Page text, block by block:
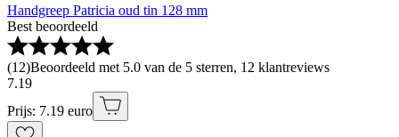
Handgreep Patricia oud tin 128 mm
Best beoordeeld
(12)Beoordeeld met 5.0 van de 5 sterren, 12 klantreviews
7.19
Prijs: 7.19 euro